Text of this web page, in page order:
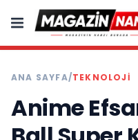
ANA SAYFA/TEKNOLOJI
Anime